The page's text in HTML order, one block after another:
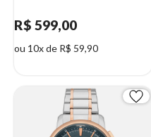
R$ 599,00
ou 10x de R$ 59,90